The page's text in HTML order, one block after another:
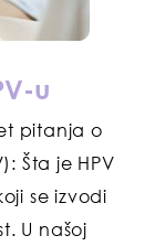
u
pitanja o
Šta je HPV
se izvodi
U našoj